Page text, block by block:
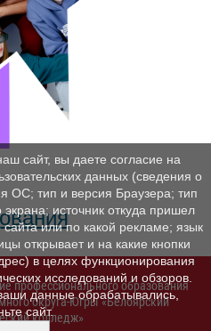
профессионального образования
округа-Югры «Белоярский
колледж»
сайт, вы даете согласие на
данных (сведения о
ОС; тип и версия Браузера; тип
источник откуда пришел
сайта или по какой рекламе; язык
открывает и на какие кнопки
в целях функционирования
исследований и обзоров.
данные обрабатывались,
сайт.